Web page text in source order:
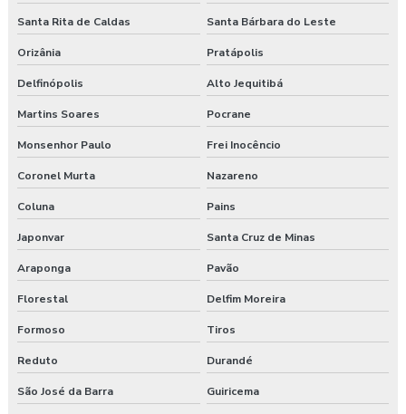
Santa Rita de Caldas Santa Bárbara do Leste
Orizânia Pratápolis
Delfinópolis Alto Jequitibá
Martins Soares Pocrane
Monsenhor Paulo Frei Inocêncio
Coronel Murta Nazareno
Coluna Pains
Japonvar Santa Cruz de Minas
Araponga Pavão
Florestal Delfim Moreira
Formoso Tiros
Reduto Durandé
São José da Barra Guiricema